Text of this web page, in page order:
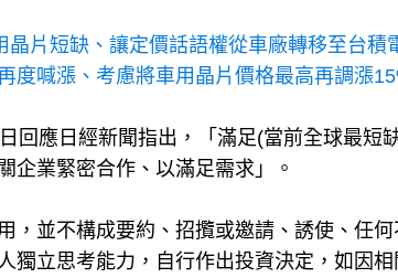
晶片短缺、讓定價話語權從車廠轉移至台
度喊漲、考慮將車用晶片價格最高再調漲
回應日經新聞指出，「滿足(當前全球最短
企業緊密合作、以滿足需求」。
，並不構成要約、招攬或邀請、誘使、任
獨立思考能力，自行作出投資決定，如因